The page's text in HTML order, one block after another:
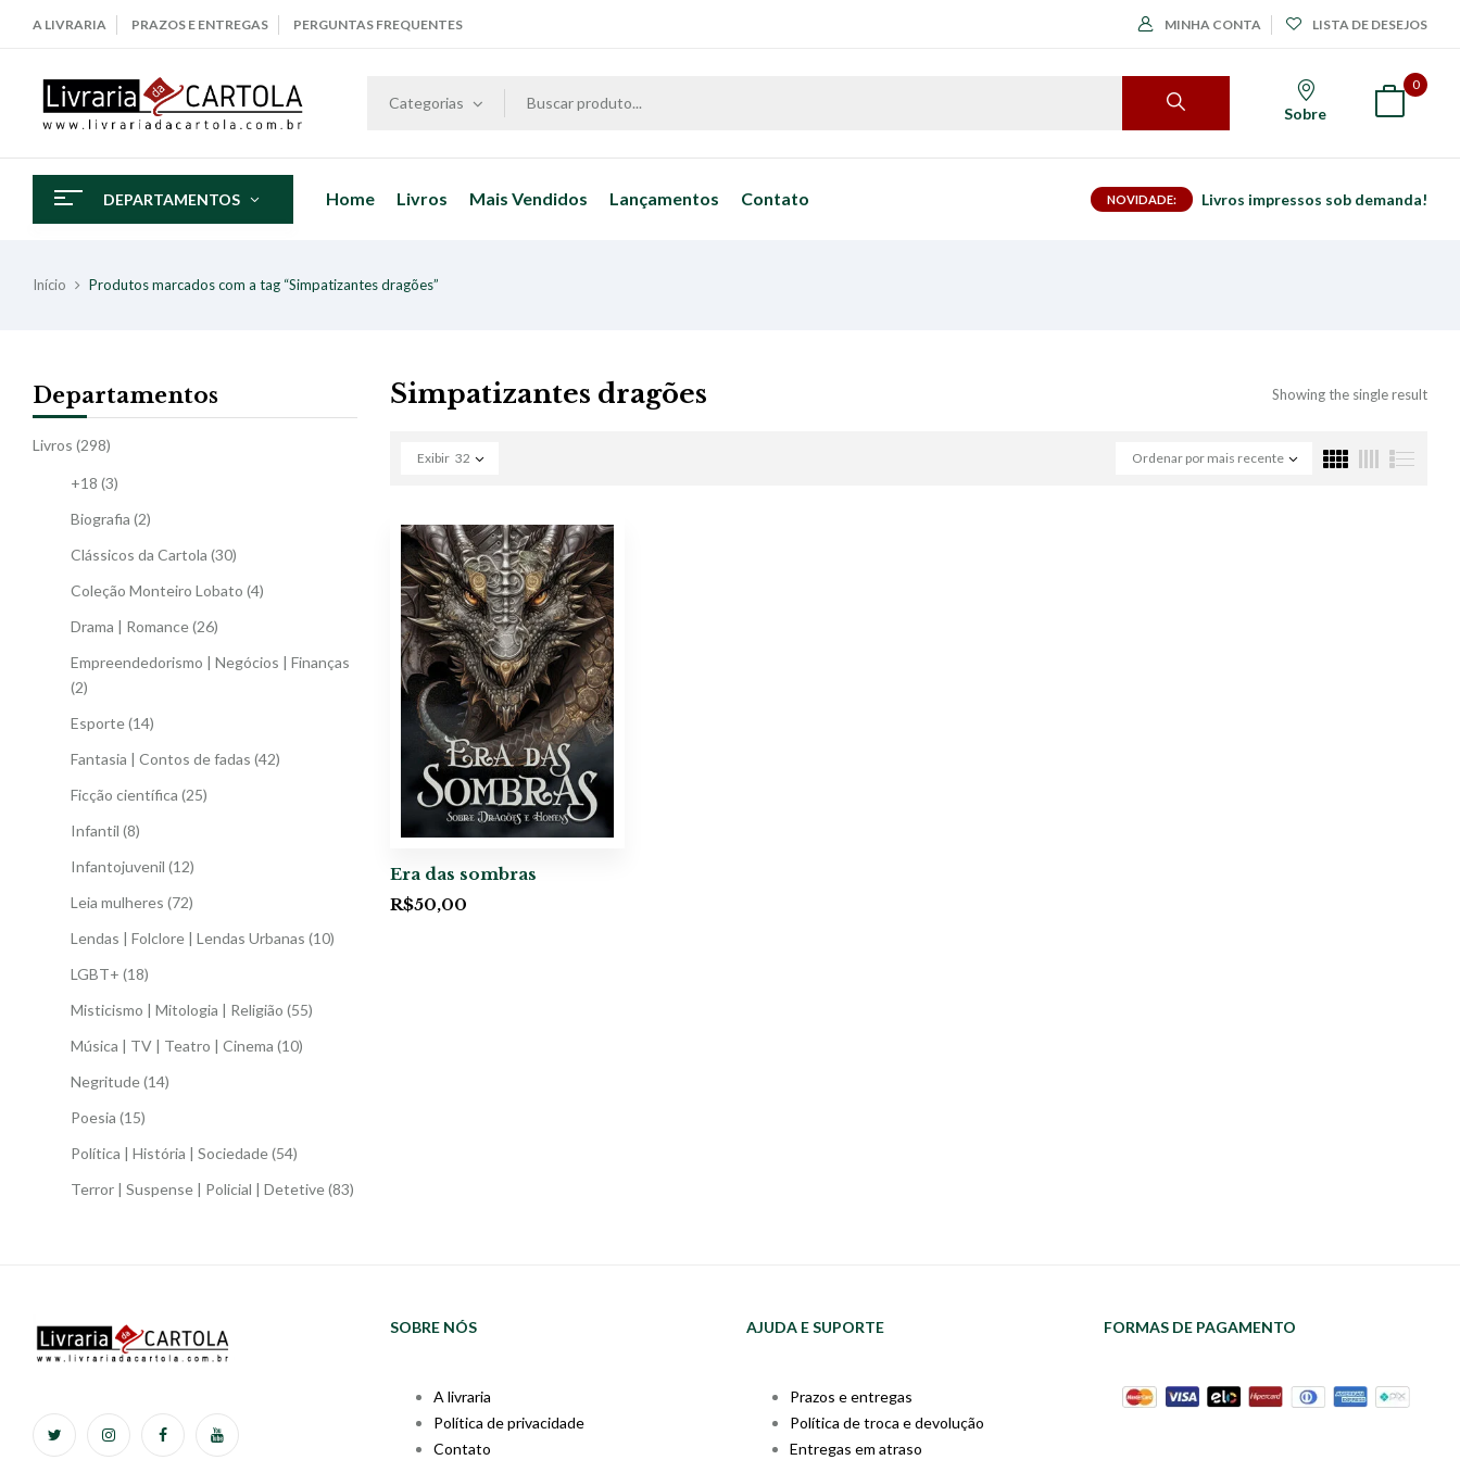
A LIVRARIA PRAZOS E ENTREGAS PERGUNTAS FREQUENTES MINHA CONTA LISTA DE DESEJOS
Categorias
Sobre
0
DEPARTAMENTOS Home Livros Mais Vendidos Lançamentos Contato NOVIDADE: Livros impressos sob demanda!
Início Produtos marcados com a tag “Simpatizantes dragões”
Departamentos
Livros (298)
+18 (3)
Biografia (2)
Clássicos da Cartola (30)
Coleção Monteiro Lobato (4)
Drama | Romance(26)
Empreendedorismo | Negócios | Finanças
(2)
Esporte(14)
Fantasia | Contos de fadas (42)
Ficção científica (25)
Infantil (8)
Infantojuvenil (12)
Leia mulheres (72)
Lendas | Folclore | Lendas Urbanas (10)
LGBT+ (18)
Misticismo | Mitologia | Religião (55)
Música | TV | Teatro | Cinema (10)
Negritude(14)
Poesia (15)
Política | História | Sociedade(54)
Terror | Suspense | Policial | Detetive(83)
Simpatizantes dragões Showing the single result
Ordenar por mais recente
Exibir 32
Era das sombras
R$50,00
SOBRE NÓS
A livraria
Política de privacidade
Contato
AJUDA E SUPORTE
Prazos e entregas
Política de troca e devolução
Entregas em atraso
FORMAS DE PAGAMENTO